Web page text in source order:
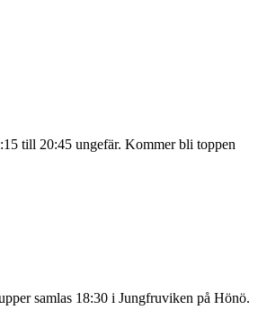
till 20:45 ungefär. Kommer bli toppen
samlas 18:30 i Jungfruviken på Hönö.